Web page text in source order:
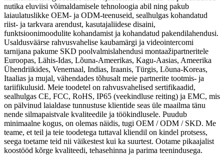
nutika eluviisi võimaldamisele tehnoloogia abil ning pakub
laiaulatuslikke OEM- ja ODM-teenuseid, sealhulgas kohandatud
riist- ja tarkvara arendust, kasutajaliidese disaini,
funktsioonimoodulite kohandamist ja kohandatud pakendilahendusi.
Usaldusväärse rahvusvahelise kaubamärgi ja videointercomi
tarnijana pakume SKD poolvalmislahendusi montaažipartneritele
Euroopas, Lähis-Idas, Lõuna-Ameerikas, Kagu-Aasias, Ameerika
Ühendriikides, Venemaal, Indias, Iraanis, Türgis, Lõuna-Koreas,
Itaalias ja mujal, vähendades tõhusalt meie partnerite tootmis- ja
tariifikulusid. Meie toodetel on rahvusvahelised sertifikaadid,
sealhulgas CE, FCC, RoHS, IP65 (veekindluse reiting) ja EMC, mis
on pälvinud laialdase tunnustuse klientide seas üle maailma tänu
nende silmapaistvale kvaliteedile ja töökindlusele. Puudub
minimaalne kogus, on olemas näidis, tugi OEM / ODM / SKD. Me
teame, et teil ja teie toodetega tuttaval kliendil on kindel protsess,
seega toetame teid nii väikestest kui ka suurtest. Ootame pikaajalist
koostööd kõrge kvaliteedi, tehasehinna ja parima teenindusega.